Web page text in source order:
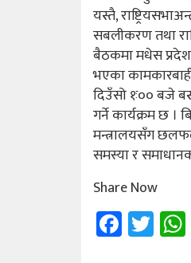
यस्तै,
सबलीकरण तथा
बैठकमा मधेस
भएका
दिउँसो १ः०० बजे
गर्ने कार्यक्रम छ ।
मन्त्रालयसँग
समस्या र
Share Now